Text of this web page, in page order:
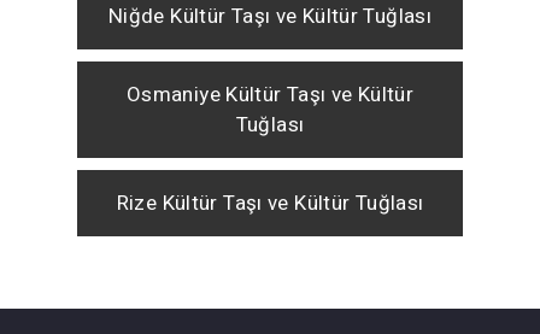
Niğde Kültür Taşı ve Kültür Tuğlası
Osmaniye Kültür Taşı ve Kültür
Tuğlası
Rize Kültür Taşı ve Kültür Tuğlası